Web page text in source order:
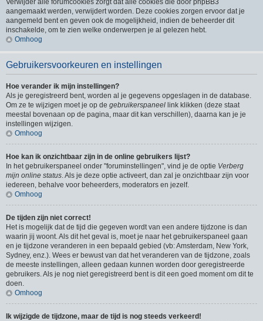
Verwijder alle forumcookies zorgt dat alle cookies die door phpBB3
aangemaakt werden, verwijdert worden. Deze cookies zorgen ervoor dat je
aangemeld bent en geven ook de mogelijkheid, indien de beheerder dit
inschakelde, om te zien welke onderwerpen je al gelezen hebt.
Omhoog
Gebruikersvoorkeuren en instellingen
Hoe verander ik mijn instellingen?
Als je geregistreerd bent, worden al je gegevens opgeslagen in de database.
Om ze te wijzigen moet je op de gebruikerspaneel link klikken (deze staat
meestal bovenaan op de pagina, maar dit kan verschillen), daarna kan je je
instellingen wijzigen.
Omhoog
Hoe kan ik onzichtbaar zijn in de online gebruikers lijst?
In het gebruikerspaneel onder "foruminstellingen", vind je de optie Verberg
mijn online status. Als je deze optie activeert, dan zal je onzichtbaar zijn voor
iedereen, behalve voor beheerders, moderators en jezelf.
Omhoog
De tijden zijn niet correct!
Het is mogelijk dat de tijd die gegeven wordt van een andere tijdzone is dan
waarin jij woont. Als dit het geval is, moet je naar het gebruikerspaneel gaan
en je tijdzone veranderen in een bepaald gebied (vb: Amsterdam, New York,
Sydney, enz.). Wees er bewust van dat het veranderen van de tijdzone, zoals
de meeste instellingen, alleen gedaan kunnen worden door geregistreerde
gebruikers. Als je nog niet geregistreerd bent is dit een goed moment om dit te
doen.
Omhoog
Ik wijzigde de tijdzone, maar de tijd is nog steeds verkeerd!